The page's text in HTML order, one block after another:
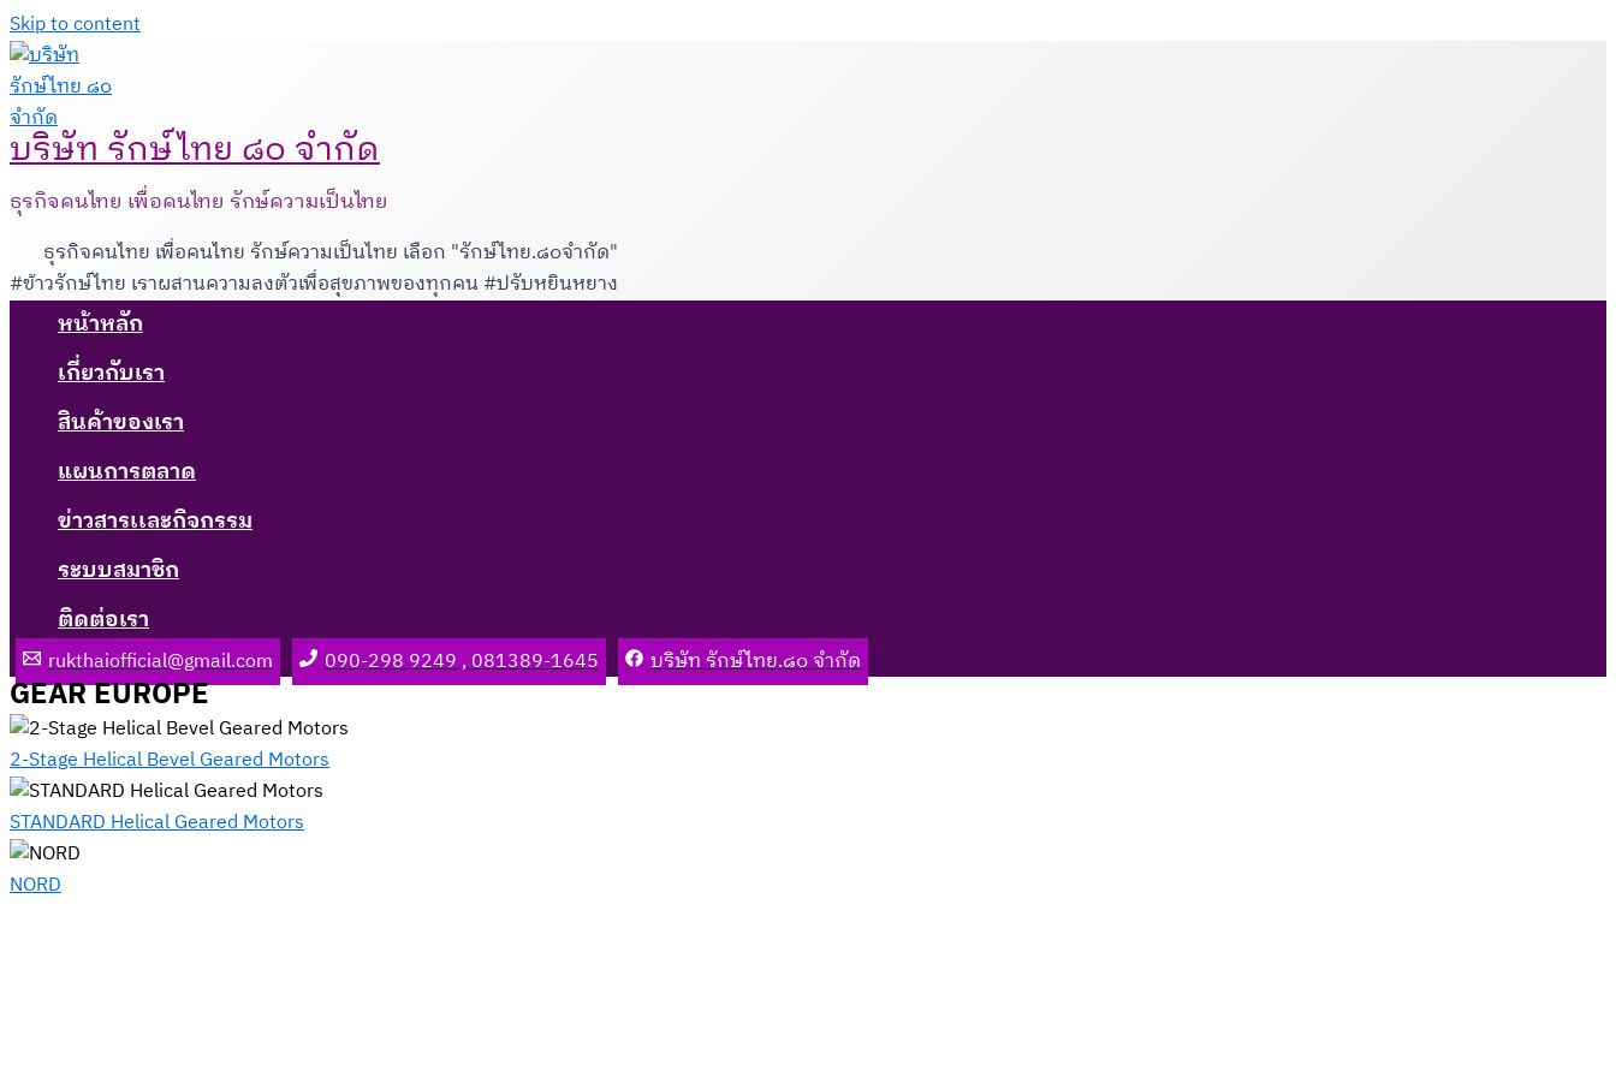
Skip to content
บริษัท รักษ์ไทย ๘๐ จำกัด
ธุรกิจคนไทย เพื่อคนไทย รักษ์ความเป็นไทย
ธุรกิจคนไทย เพื่อคนไทย รักษ์ความเป็นไทย เลือก "รักษ์ไทย.๘๐จำกัด"
#ข้าวรักษ์ไทย เราผสานความลงตัวเพื่อสุขภาพของทุกคน #ปรับหยินหยาง
หน้าหลัก
เกี่ยวกับเรา
สินค้าของเรา
แผนการตลาด
ข่าวสารเเละกิจกรรม
ระบบสมาชิก
ติดต่อเรา
rukthaiofficial@gmail.com 090-298 9249 , 081389-1645 บริษัท รักษ์ไทย.๘๐ จำกัด
GEAR EUROPE
2-Stage Helical Bevel Geared Motors
STANDARD Helical Geared Motors
NORD